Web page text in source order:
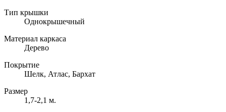
Тип крышки
Однокрышечный
Материал каркаса
Дерево
Покрытие
Шелк, Атлас, Бархат
Размер
1,7-2,1 м.